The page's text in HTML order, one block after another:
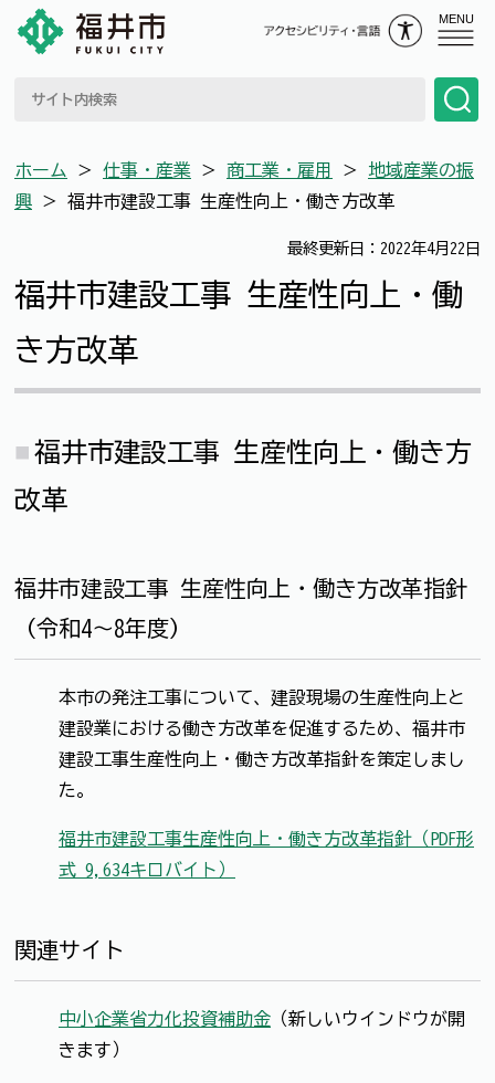
MENU
ホーム ＞ 仕事・産業 ＞ 商工業・雇用 ＞ 地域産業の振
興 ＞ 福井市建設工事 生産性向上・働き方改革
最終更新日：2022年4月22日
福井市建設工事 生産性向上・働
き方改革
福井市建設工事 生産性向上・働き方
改革
福井市建設工事 生産性向上・働き方改革指針
（令和4～8年度）
本市の発注工事について、建設現場の生産性向上と
建設業における働き方改革を促進するため、福井市
建設工事生産性向上・働き方改革指針を策定しまし
た。
福井市建設工事生産性向上・働き方改革指針（PDF形
式 9,634キロバイト）
関連サイト
中小企業省力化投資補助金 （新しいウインドウが開
きます）